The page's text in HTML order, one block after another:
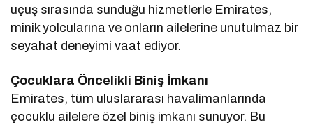
uçuş sırasında sunduğu hizmetlerle Emirates,
minik yolcularına ve onların ailelerine unutulmaz bir
seyahat deneyimi vaat ediyor.
Çocuklara Öncelikli Biniş İmkanı
Emirates, tüm uluslararası havalimanlarında
çocuklu ailelere özel biniş imkanı sunuyor. Bu